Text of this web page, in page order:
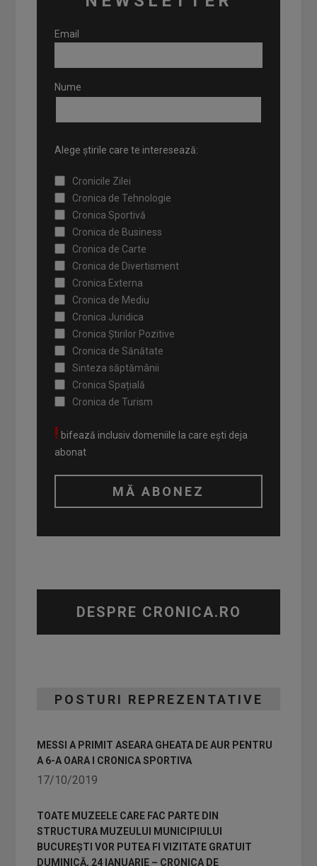
Email
Nume
Alege știrile care te interesează:
Cronicile Zilei
Cronica de Tehnologie
Cronica Sportivă
Cronica de Business
Cronica de Carte
Cronica de Divertisment
Cronica Externa
Cronica de Mediu
Cronica Juridica
Cronica Știrilor Pozitive
Cronica de Sănătate
Sinteza săptămânii
Cronica Spațială
Cronica de Turism
! bifează inclusiv domeniile la care ești deja
abonat
DESPRE CRONICA.RO
POSTURI REPREZENTATIVE
MESSI A PRIMIT ASEARA GHEATA DE AUR PENTRU
A 6-A OARA I CRONICA SPORTIVA
17/10/2019
TOATE MUZEELE CARE FAC PARTE DIN
STRUCTURA MUZEULUI MUNICIPIULUI
BUCUREȘTI VOR PUTEA FI VIZITATE GRATUIT
DUMINICĂ, 24 IANUARIE – CRONICA DE